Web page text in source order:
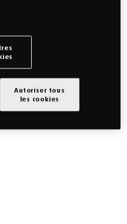
Autoriser tous
les cookies